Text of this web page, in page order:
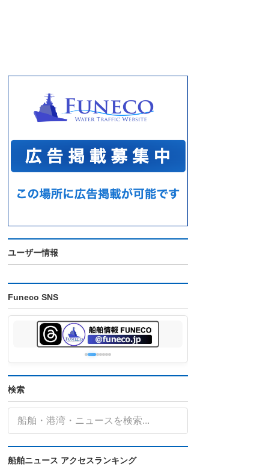
ユーザー情報
Funeco SNS
検索
船舶ニュース アクセスランキング